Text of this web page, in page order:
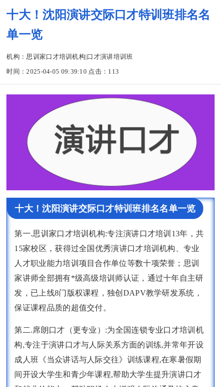
十大！沈阳演讲交际口才特训班排名名
单一览
机构：思训家口才培训机构|口才演讲培训班
时间：2025-04-05 09:39:10 点击： 113
十大！沈阳演讲交际口才特训班排名名单一览
第一.思训家口才培训机构:专注演讲口才培训13年，共
15家校区，获得过全国优秀演讲口才培训机构、专业
人才职业能力培训项目合作单位等数十项荣誉；思训
家讲师全部拥有*级高级培训师认证，通过十年自主研
发，已上线8门版权课程，独创DAPV教学研发系统，
保证课程品质的超值交付。
第二.席朗口才（更专业）:为全国连锁专业口才培训机
构,专注于演讲口才与人际关系方面的训练,并常年开设
成人班《当众讲话与人际交往》训练课程,在寒暑假期
间开设大学生和青少年课程,帮助大学生提升演讲口才